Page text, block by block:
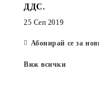
ДДС.
25 Сеп 2019
Абонирай се за
Виж всички